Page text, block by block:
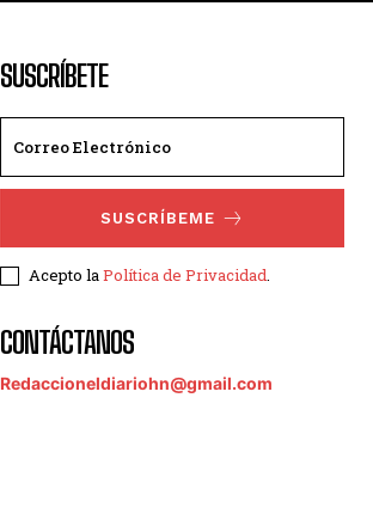
SUSCRÍBETE
SUSCRÍBEME
Acepto laPolítica de Privacidad.
CONTÁCTANOS
Redaccioneldiariohn@gmail.com